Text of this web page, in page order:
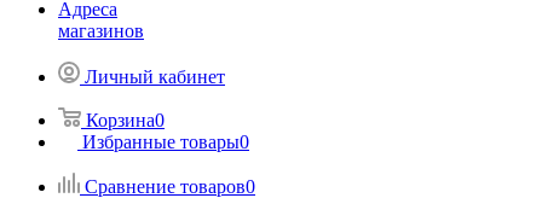
Адреса
магазинов
Личный кабинет
Корзина0
Избранные товары0
Сравнение товаров0